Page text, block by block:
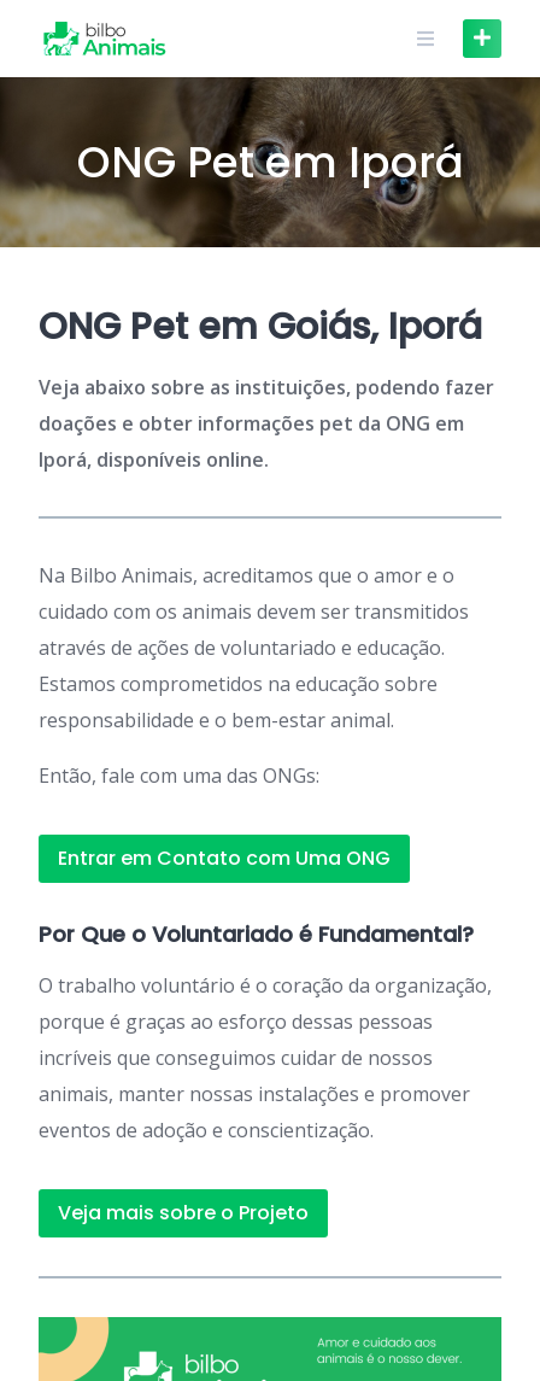
content
ONG Pet em Iporá
ONG Pet em Goiás, Iporá
Veja abaixo sobre as instituições, podendo fazer
doações e obter informações pet da ONG em
Iporá, disponíveis online.
Na Bilbo Animais, acreditamos que o amor e o
cuidado com os animais devem ser transmitidos
através de ações de voluntariado e educação.
Estamos comprometidos na educação sobre
responsabilidade e o bem-estar animal.
Então, fale com uma das ONGs:
Entrar em Contato com Uma ONG
Por Que o Voluntariado é Fundamental?
O trabalho voluntário é o coração da organização,
porque é graças ao esforço dessas pessoas
incríveis que conseguimos cuidar de nossos
animais, manter nossas instalações e promover
eventos de adoção e conscientização.
Veja mais sobre o Projeto